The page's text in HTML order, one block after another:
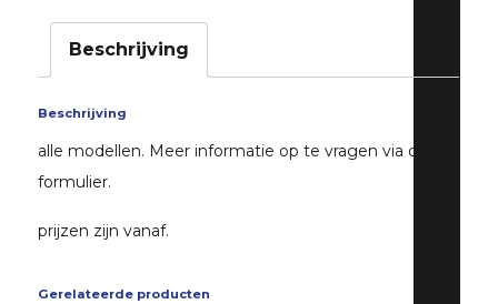
Beschrijving
Beschrijving
alle modellen. Meer informatie op te vragen via ons
formulier.
prijzen zijn vanaf.
Gerelateerde producten